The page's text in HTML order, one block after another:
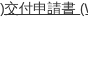
交付申請書